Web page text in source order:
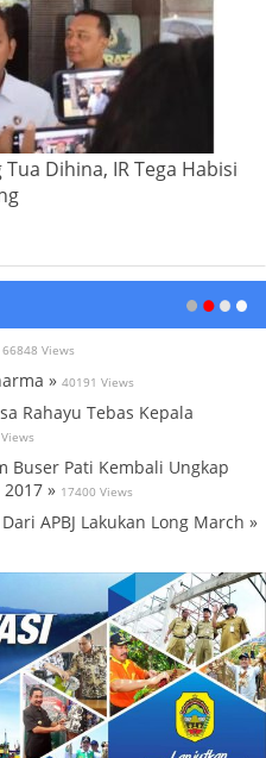
Dihina, IR Tega Habisi
66848 Views
» 40191 Views
Rahayu Tebas Kepala
Buser Pati Kembali Ungkap
» 17400 Views
APBJ Lakukan Long March »